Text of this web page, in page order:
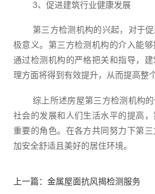
3、促进建筑行业健康发展
第三方检测机构的兴起，对于
极意义。第三方检测机构的介入能够
通过检测机构的严格把关和指导，
理方面将得到有效提升，从而提高整
综上所述房屋第三方检测机构
社会的发展和人们生活水平的提高
重要的角色。在各方共同努力下第
加安全舒适且美好的居住环境。
上一篇： 金属屋面抗风揭检测服务